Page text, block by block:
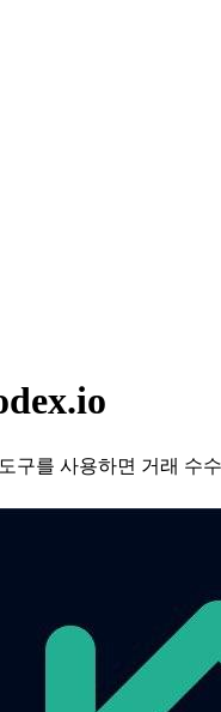
구를 사용하면 거래 수